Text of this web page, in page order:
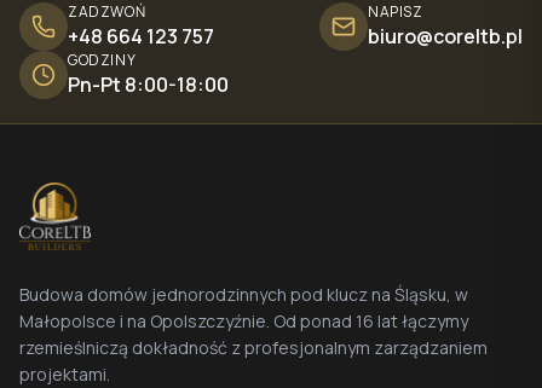
ZADZWOŃ
+48 664 123 757
NAPISZ
biuro@coreltb.pl
GODZINY
Pn-Pt 8:00-18:00
Budowa domów jednorodzinnych pod klucz na Śląsku, w
Małopolsce i na Opolszczyźnie. Od ponad 16 lat łączymy
rzemieślniczą dokładność z profesjonalnym zarządzaniem
projektami.